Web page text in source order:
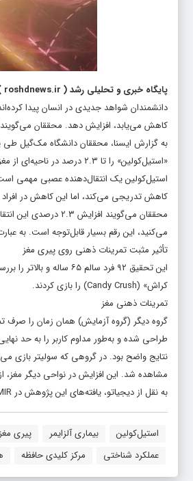
پایگاه خبری و تحلیلی رشد(
roshdnews.ir
دانشمندان شواهد جدیدی در انسان پیدا
کاهش می‌یابد، افزایش دهد. محققان می‌گویند این تمرینات
«استیل‌کولین» را تا ۲.۳ درصد در ناحیه‌ای از مغز که مسئول توجه و حافظه است، افزایش می‌دهد.
استیل‌کولین یک انتقال‌دهنده عصبی مهمی است
کاهش تدریجی می‌کند، اما این کاهش در افراد
می‌کنید، این رقم بسیار قابل‌توجه است. به عبارت
تأثیر مثبت تمرینات ذهنی روی پیری مغز
کراش» (Candy Crush) را بازی کردند.
تمرینات ذهنی مغز
طراحی شده و به‌طور مداوم کاربر را به حد
مشاهده شد. این افزایش در نواحی دیگر مغز،
به نقل از دیجیاتو، یافته‌های این پژوهش در JMIR منتشر شده است.
استیل‌کولین بیماری آلزایمر پیری مغز
عملکرد شناختی
مرکز کلیدی حافظه